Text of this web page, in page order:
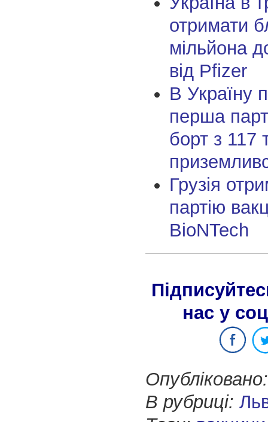
отримати
мільйона
від Pfizer
В Україну
перша
борт з 117
Грузія
партію
BioNTech
нас у
Опубліковано:
В рубриці: